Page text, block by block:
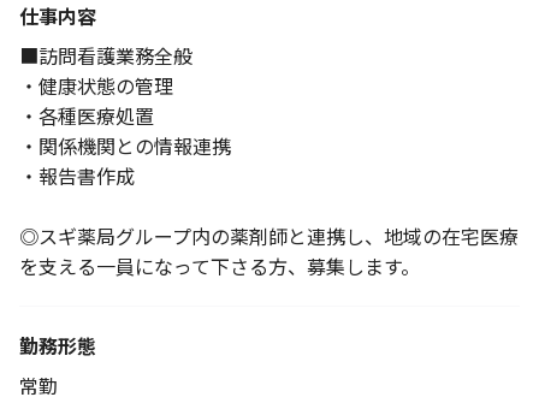
仕事内容
■訪問看護業務全般
・健康状態の管理
・各種医療処置
・関係機関との情報連携
・報告書作成
◎スギ薬局グループ内の薬剤師と連携し、地域の在宅医療
を支える一員になって下さる方、募集します。
勤務形態
常勤